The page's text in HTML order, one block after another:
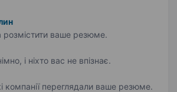
ваше резюме.
і ніхто вас не впізнає.
компанії переглядали ваше резюме.